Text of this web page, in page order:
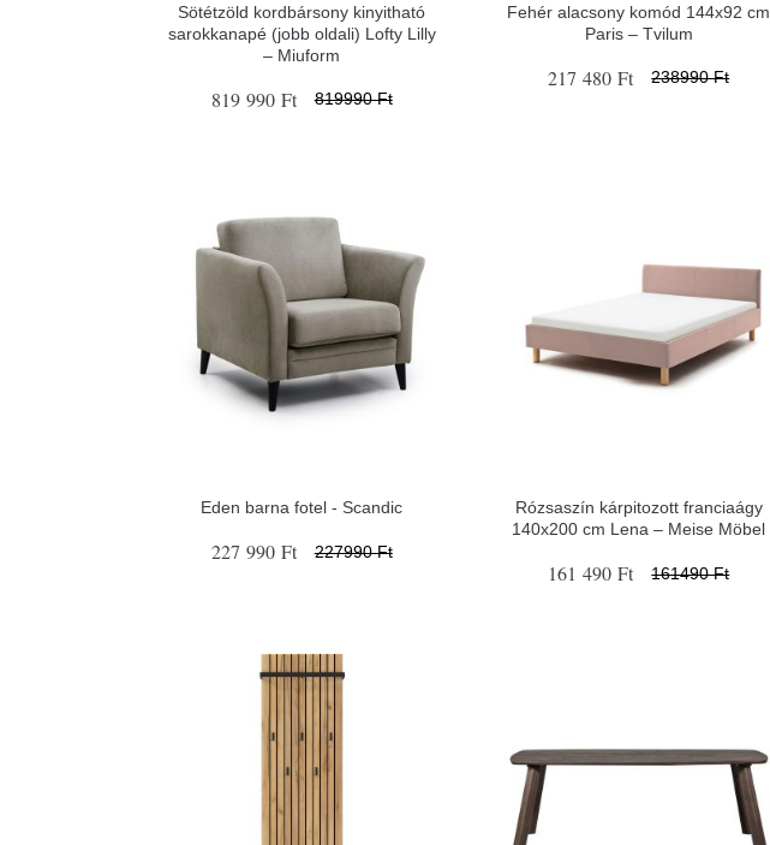
Sötétzöld kordbársony kinyitható
sarokkanapé (jobb oldali) Lofty Lilly
– Miuform
819 990 Ft 819990 Ft
Fehér alacsony komód 144x92 cm
Paris – Tvilum
217 480 Ft 238990 Ft
Eden barna fotel - Scandic
227 990 Ft 227990 Ft
Rózsaszín kárpitozott franciaágy
140x200 cm Lena – Meise Möbel
161 490 Ft 161490 Ft